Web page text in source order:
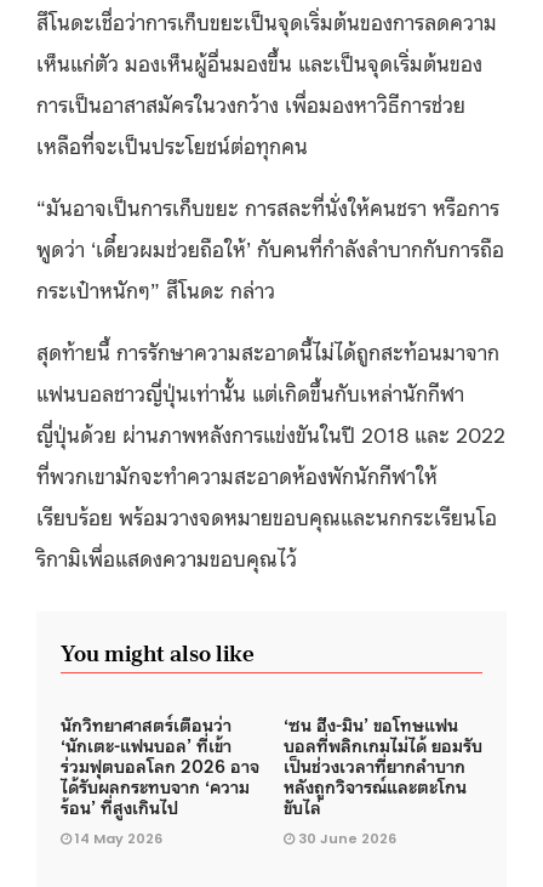
สึโนดะเชื่อว่าการเก็บขยะเป็นจุดเริ่มต้นของการลดความ
เห็นแก่ตัว มองเห็นผู้อื่นมองขึ้น และเป็นจุดเริ่มต้นของ
การเป็นอาสาสมัครในวงกว้าง เพื่อมองหาวิธีการช่วย
เหลือที่จะเป็นประโยชน์ต่อทุกคน
“มันอาจเป็นการเก็บขยะ การสละที่นั่งให้คนชรา หรือการ
พูดว่า ‘เดี๋ยวผมช่วยถือให้’ กับคนที่กำลังลำบากกับการถือ
กระเป๋าหนักๆ” สึโนดะ กล่าว
สุดท้ายนี้ การรักษาความสะอาดนี้ไม่ได้ถูกสะท้อนมาจาก
แฟนบอลชาวญี่ปุ่นเท่านั้น แต่เกิดขึ้นกับเหล่านักกีฬา
ญี่ปุ่นด้วย ผ่านภาพหลังการแข่งขันในปี 2018 และ 2022
ที่พวกเขามักจะทำความสะอาดห้องพักนักกีฬาให้
เรียบร้อย พร้อมวางจดหมายขอบคุณและนกกระเรียนโอ
ริกามิเพื่อแสดงความขอบคุณไว้
You might also like
นักวิทยาศาสตร์เตือนว่า
‘นักเตะ-แฟนบอล’ ที่เข้า
ร่วมฟุตบอลโลก 2026 อาจ
ได้รับผลกระทบจาก ‘ความ
ร้อน’ ที่สูงเกินไป
14 May 2026
‘ซน ฮึง-มิน’ ขอโทษแฟน
บอลที่พลิกเกมไม่ได้ ยอมรับ
เป็นช่วงเวลาที่ยากลำบาก
หลังถูกวิจารณ์และตะโกน
ขับไล่
30 June 2026